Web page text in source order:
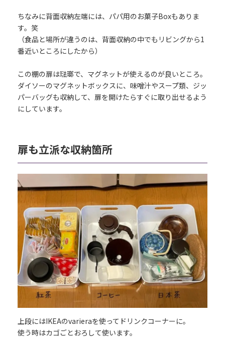
ちなみに背面収納左端には、パパ用のお菓子Boxもありま
す。笑
（食品と場所が違うのは、背面収納の中でもリビングから1
番近いところにしたから）
この棚の扉は琺瑯で、マグネットが使えるのが良いところ。
ダイソーのマグネットボックスに、味噌汁やスープ類、ジッ
パーバッグも収納して、扉を開けたらすぐに取り出せるよう
にしています。
扉も立派な収納箇所
上段にはIKEAのvarieraを使ってドリンクコーナーに。
使う時はカゴごとおろして使います。